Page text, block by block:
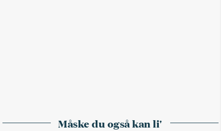
Måske du også kan li'